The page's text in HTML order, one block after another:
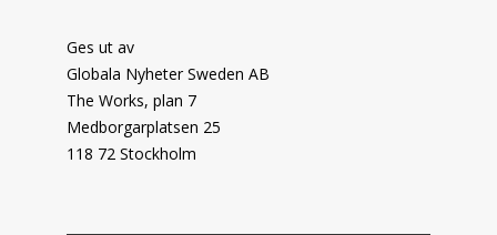
Ges ut av
Globala Nyheter Sweden AB
The Works, plan 7
Medborgarplatsen 25
118 72 Stockholm